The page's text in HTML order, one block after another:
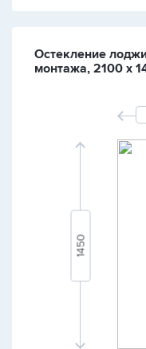
Остекление
монтажа, 2100 х